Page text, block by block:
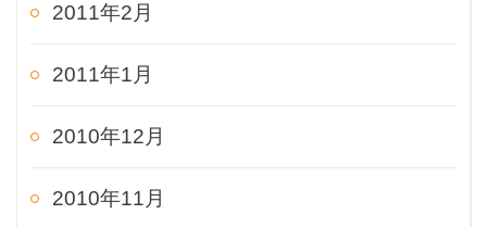
2011年2月
2011年1月
2010年12月
2010年11月